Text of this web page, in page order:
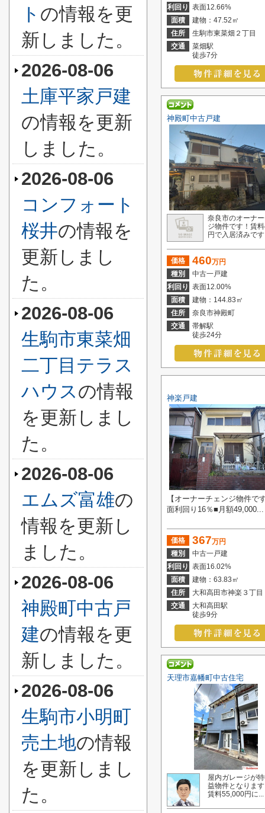
利回り 表面12.66%
面積
建物：47.52㎡
住所
生駒市東菜畑２丁目
交通
菜畑駅
徒歩7分
神殿町中古戸建
奈良市のオーナ
ジ物件です！賃
円で入居済みで
価格 460万円
種別
中古一戸建
利回り 表面12.00%
面積
建物：144.83㎡
住所
奈良市神殿町
交通
帯解駅
徒歩24分
神楽戸建
【オーナーチェンジ物件で
面利回り16％■月額49,000...
価格 367万円
種別
中古一戸建
利回り 表面16.02%
面積
建物：63.83㎡
住所
大和高田市神楽３丁目
交通
大和高田駅
徒歩9分
天理市嘉幡町中古住宅
屋内ガレージが
益物件となりま
賃料55,000円に...
ト の情報を更
新しました。
2026-08-06
土庫平家戸建
の情報を更新
しました。
2026-08-06
コンフォート
桜井の情報を
更新しまし
た。
2026-08-06
生駒市東菜畑
二丁目テラス
ハウスの情報
を更新しまし
た。
2026-08-06
エムズ富雄の
情報を更新し
ました。
2026-08-06
神殿町中古戸
建の情報を更
新しました。
2026-08-06
生駒市小明町
売土地の情報
を更新しまし
た。